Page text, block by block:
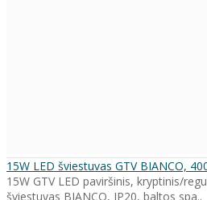
15W LED šviestuvas GTV BIANCO,
15W GTV LED paviršinis, kryptinis/
šviestuvas BIANCO, IP20, baltos spa..